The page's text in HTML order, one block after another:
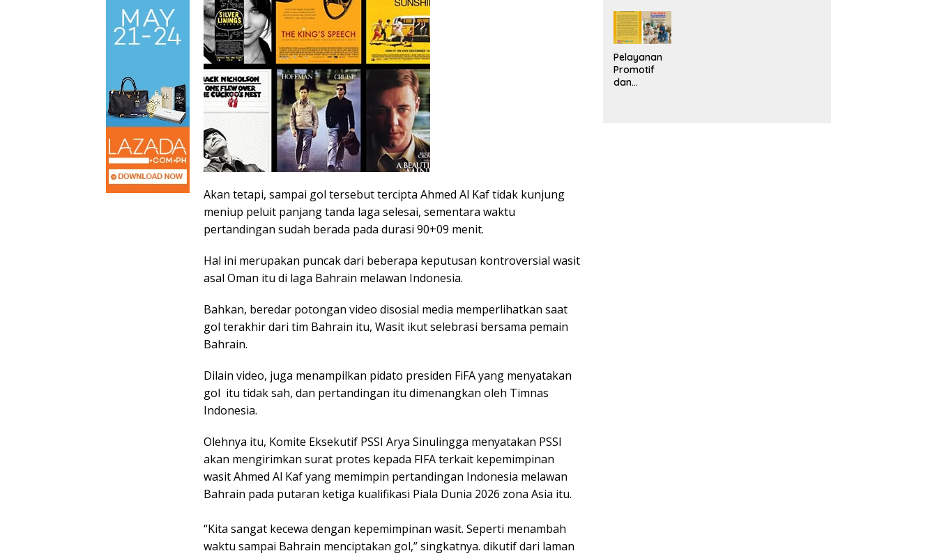
Akan tetapi, sampai gol tersebut tercipta Ahmed Al Kaf tidak kunjung
meniup peluit panjang tanda laga selesai, sementara waktu
pertandingan sudah berada pada durasi 90+09 menit.
Hal ini merupakan puncak dari beberapa keputusan kontroversial wasit
asal Oman itu di laga Bahrain melawan Indonesia.
Bahkan, beredar potongan video disosial media memperlihatkan saat
gol terakhir dari tim Bahrain itu, Wasit ikut selebrasi bersama pemain
Bahrain.
Dilain video, juga menampilkan pidato presiden FiFA yang menyatakan
gol itu tidak sah, dan pertandingan itu dimenangkan oleh Timnas
Indonesia.
Olehnya itu, Komite Eksekutif PSSI Arya Sinulingga menyatakan PSSI
akan mengirimkan surat protes kepada FIFA terkait kepemimpinan
wasit Ahmed Al Kaf yang memimpin pertandingan Indonesia melawan
Bahrain pada putaran ketiga kualifikasi Piala Dunia 2026 zona Asia itu.
“Kita sangat kecewa dengan kepemimpinan wasit. Seperti menambah
waktu sampai Bahrain menciptakan gol,” singkatnya. dikutif dari laman
Pelayanan
Promotif
dan